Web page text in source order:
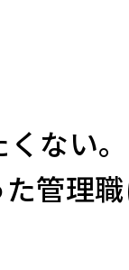
くない
管理